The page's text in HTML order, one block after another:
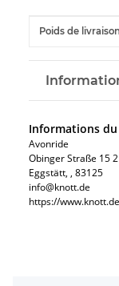
Poids de
Informations
Avonride
Obinger Straße 15
Eggstätt, , 83125
info@knott.de
https://www.knott.de